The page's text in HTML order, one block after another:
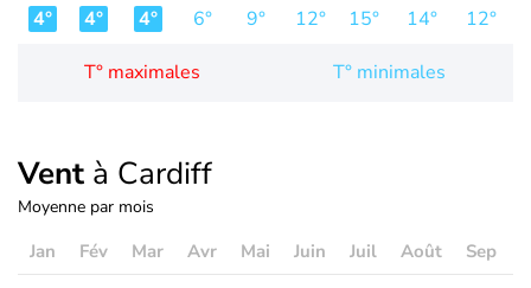
4°
4° 4° 6° 9° 12° 15° 14° 12°
T° maximales T° minimales
Vent à Cardiff
Moyenne par mois
Jan Fév Mar Avr Mai Juin Juil Août Sep